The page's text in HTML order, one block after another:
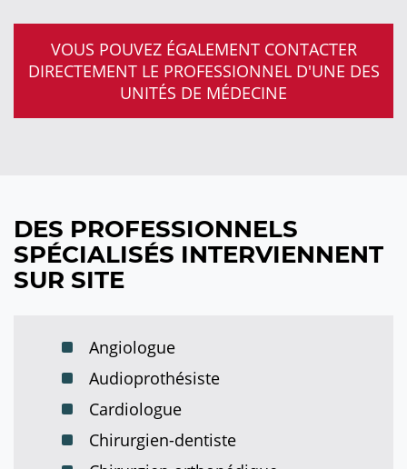
VOUS POUVEZ ÉGALEMENT CONTACTER
DIRECTEMENT LE PROFESSIONNEL D'UNE DES
UNITÉS DE MÉDECINE
DES PROFESSIONNELS
SPÉCIALISÉS INTERVIENNENT
SUR SITE
Angiologue
Audioprothésiste
Cardiologue
Chirurgien-dentiste